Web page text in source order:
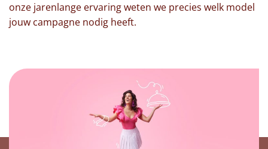
onze jarenlange ervaring weten we precies welk model
jouw campagne nodig heeft.